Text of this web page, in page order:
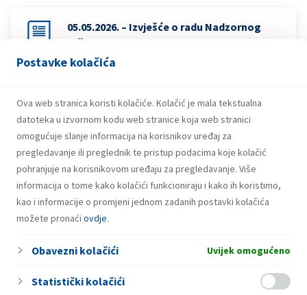
Postavke kolačića
Ova web stranica koristi kolačiće. Kolačić je mala tekstualna
datoteka u izvornom kodu web stranice koja web stranici
omogućuje slanje informacija na korisnikov uređaj za
pregledavanje ili preglednik te pristup podacima koje kolačić
pohranjuje na korisnikovom uređaju za pregledavanje. Više
informacija o tome kako kolačići funkcioniraju i kako ih koristimo,
kao i informacije o promjeni jednom zadanih postavki kolačića
možete pronaći ovdje.
Obavezni kolačići Uvijek omogućeno
Statistički kolačići
05.05.2026. – Izvješće o radu Nadzornog
odbora 2025
05.05.2026. – 12.06.2026. – Odluka o
odobrenju Izvješća o primicima Uprave i
Nadzornog odbora za 2025. godinu